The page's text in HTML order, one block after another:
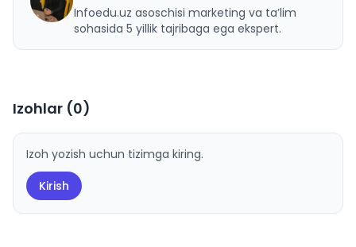
Infoedu.uz asoschisi marketing va ta’lim
sohasida 5 yillik tajribaga ega ekspert.
Izohlar (0)
Izoh yozish uchun tizimga kiring.
Kirish